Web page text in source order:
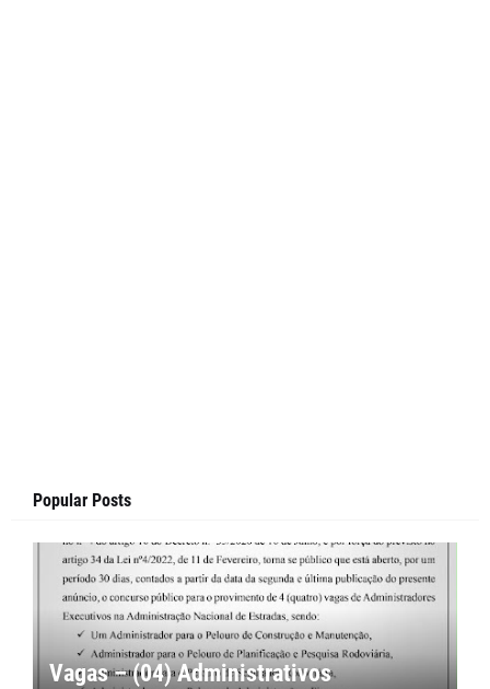
Popular Posts
Vagas – (04) Administrativos